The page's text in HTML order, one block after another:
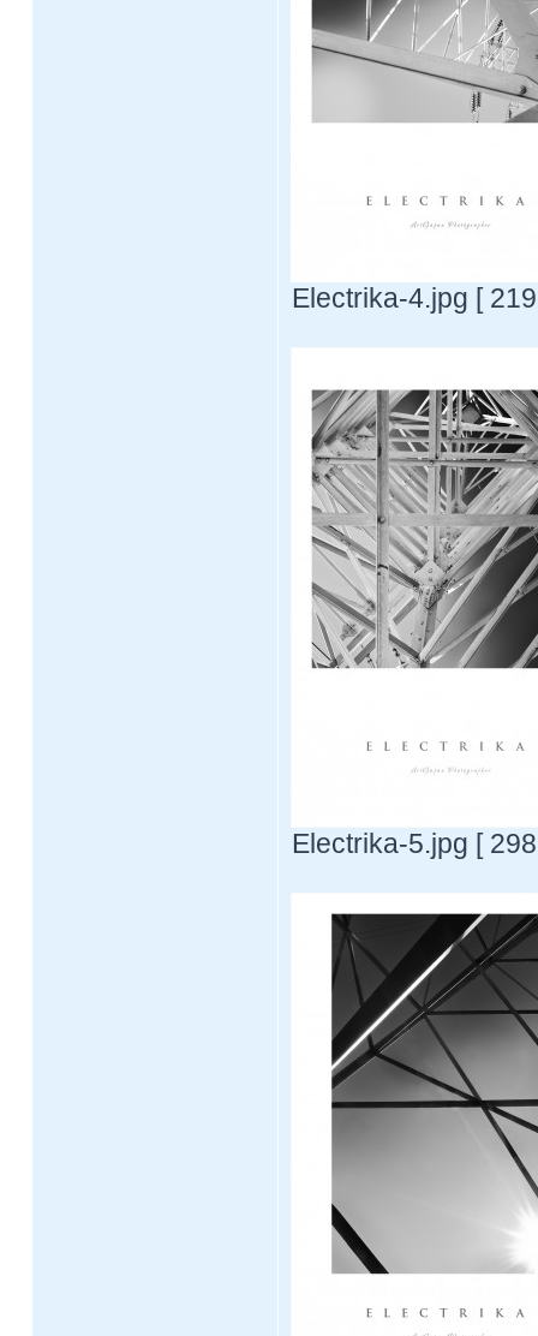
Electrika-4.jpg [
Electrika-5.jpg [